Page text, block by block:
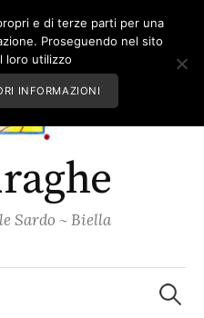
Sardo ~ Biella
per:
e di terze parti per una
Proseguendo nel sito
loro utilizzo
INFORMAZIONI